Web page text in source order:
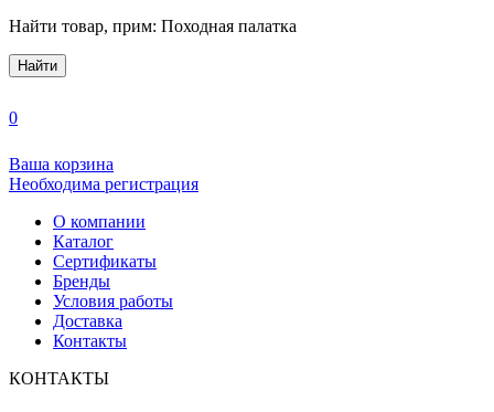
Найти товар, прим: Походная палатка
Найти
0
Ваша корзина
Необходима регистрация
О компании
Каталог
Сертификаты
Бренды
Условия работы
Доставка
Контакты
КОНТАКТЫ